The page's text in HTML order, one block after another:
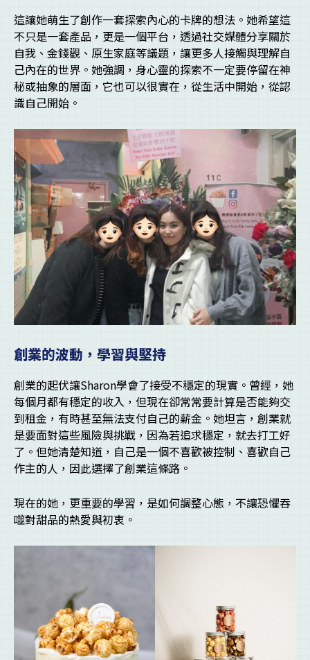
這讓她萌生了創作一套探索內心的卡牌的想法。她希望這
不只是一套產品，更是一個平台，透過社交媒體分享關於
自我、金錢觀、原生家庭等議題，讓更多人接觸與理解自
己內在的世界。她強調，身心靈的探索不一定要停留在神
秘或抽象的層面，它也可以很實在，從生活中開始，從認
識自己開始。
創業的波動，學習與堅持
創業的起伏讓Sharon學會了接受不穩定的現實。曾經，她
每個月都有穩定的收入，但現在卻常常要計算是否能夠交
到租金，有時甚至無法支付自己的薪金。她坦言，創業就
是要面對這些風險與挑戰，因為若追求穩定，就去打工好
了。但她清楚知道，自己是一個不喜歡被控制、喜歡自己
作主的人，因此選擇了創業這條路。
現在的她，更重要的學習，是如何調整心態，不讓恐懼吞
噬對甜品的熱愛與初衷。